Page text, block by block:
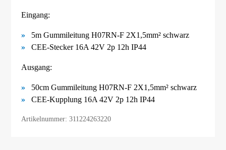
Eingang:
5m Gummileitung H07RN-F 2X1,5mm² schwarz
CEE-Stecker 16A 42V 2p 12h IP44
Ausgang:
50cm Gummileitung H07RN-F 2X1,5mm² schwarz
CEE-Kupplung 16A 42V 2p 12h IP44
Artikelnummer: 311224263220